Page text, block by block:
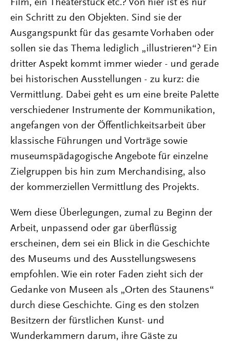
Film, ein Theaterstück etc.? Von hier ist es nur
ein Schritt zu den Objekten. Sind sie der
Ausgangspunkt für das gesamte Vorhaben oder
sollen sie das Thema lediglich „illustrieren“? Ein
dritter Aspekt kommt immer wieder - und gerade
bei historischen Ausstellungen - zu kurz: die
Vermittlung. Dabei geht es um eine breite Palette
verschiedener Instrumente der Kommunikation,
angefangen von der Öffentlichkeitsarbeit über
klassische Führungen und Vorträge sowie
museumspädagogische Angebote für einzelne
Zielgruppen bis hin zum Merchandising, also
der kommerziellen Vermittlung des Projekts.
Wem diese Überlegungen, zumal zu Beginn der
Arbeit, unpassend oder gar überflüssig
erscheinen, dem sei ein Blick in die Geschichte
des Museums und des Ausstellungswesens
empfohlen. Wie ein roter Faden zieht sich der
Gedanke von Museen als „Orten des Staunens“
durch diese Geschichte. Ging es den stolzen
Besitzern der fürstlichen Kunst- und
Wunderkammern darum, ihre Gäste zu